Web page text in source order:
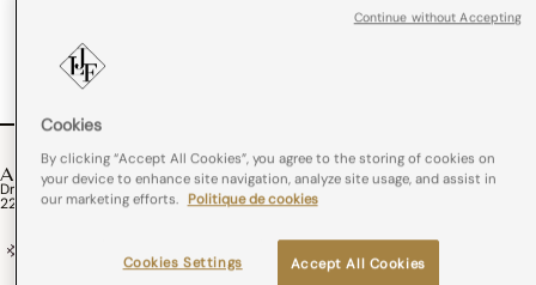
APPARAT
Drap Plat Apparat Coton
225,00 €
Cookies
By clicking “Accept All Cookies”, you agree to the storing of cookies on
your device to enhance site navigation, analyze site usage, and assist in
our marketing efforts. Politique de cookies
Accept All Cookies
Cookies Settings
Continue without Accepting